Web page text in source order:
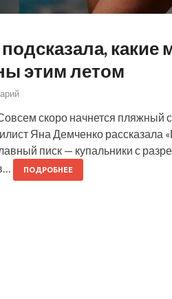
этим летом
скоро начнется пляжный
Яна Демченко рассказала
писк — купальники с
ПОДРОБНЕЕ